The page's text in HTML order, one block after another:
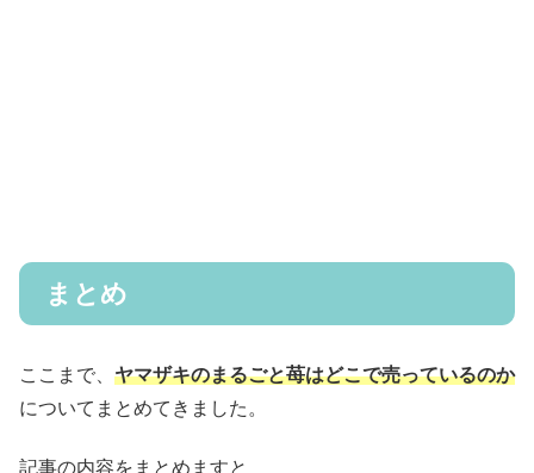
まとめ
ここまで、 ヤマザキのまるごと苺はどこで売っているのか
についてまとめてきました。
記事の内容をまとめますと